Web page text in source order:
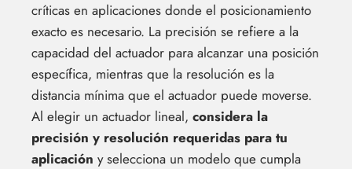
críticas en aplicaciones donde el posicionamiento
exacto es necesario. La precisión se refiere a la
capacidad del actuador para alcanzar una posición
específica, mientras que la resolución es la
distancia mínima que el actuador puede moverse.
Al elegir un actuador lineal, considera la
precisión y resolución requeridas para tu
aplicación y selecciona un modelo que cumpla